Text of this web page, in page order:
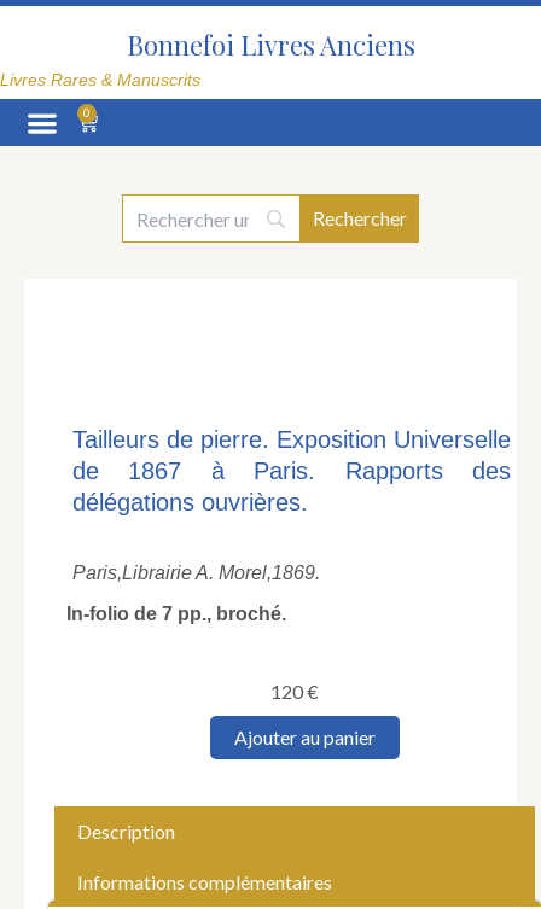
Aller
Bonnefoi Livres Anciens
Livres Rares & Manuscrits
0
Panier
Tailleurs de pierre. Exposition Universelle
de 1867 à Paris. Rapports des
délégations ouvrières.
Paris,Librairie A. Morel,1869.
In-folio de 7 pp., broché.
120€
quantité
Universelle
de
Ajouter au panier
Description
Informations complémentaires